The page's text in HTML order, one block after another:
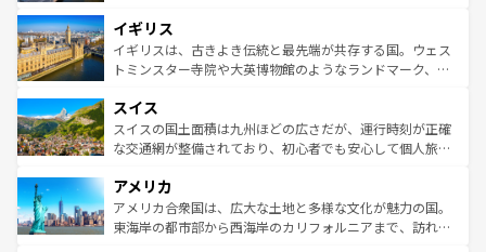
いる。シャンパンの発祥地であるランス、プロヴァンスの
香り高いラベンダー畑など、多彩な楽しみ方が可能だ。さ
らに、パリ以外の地域にも魅力が溢れており、どの街角に
れる地方に足を運ぶとそれぞれで全く異なる文化を体験で
きるだろう。 なお、新着のフランス情報はコンテンツ一覧
を参照してほしい。
顔を持つこの国は、どこを歩いても飽きることがない。ベ
ルリンの文化的活気、バイエルン州のアルプスの絶景、そ
してライン川沿いのワイン畑といった風景は必見。ビール
は、お酒好きな人にはぜひ体験してほしい。 なお、新着の
ドイツ情報はコンテンツ一覧を参照してほしい。
イギリス
イギリスは、古きよき伝統と最先端が共存する国。ウェス
トミンスター寺院や大英博物館のようなランドマーク、歴
リアごとに異なる魅力がある。また、優雅なアフタヌーン
ティー、ビール好きにはたまらない英国パブ、サッカー観
戦など、本場だからこそできる体験も豊富。イギリスを旅
ンツ一覧を参照してほしい。
スイス
スイスの国土面積は九州ほどの広さだが、運行時刻が正確
な交通網が整備されており、初心者でも安心して個人旅行
の建物がそのまま残る町や、スイスならではのユニークな
博物館もあり、アルプス観光だけでなく町歩きも満喫する
ことができる。国民の所得が高いため物価も高いが、旅行
アメリカ
アメリカ合衆国は、広大な土地と多様な文化が魅力の国。
東海岸の都市部から西海岸のカリフォルニアまで、訪れる